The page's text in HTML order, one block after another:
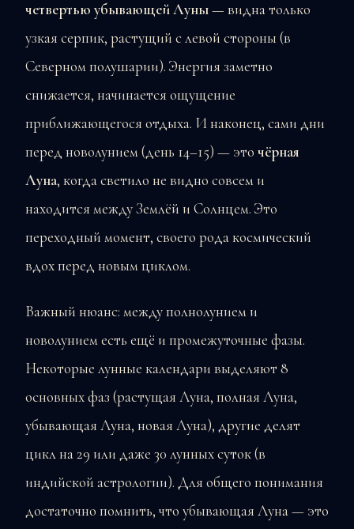
четвертью убывающей Луны— видна только
узкая серпик, растущий с левой стороны (в
Северном полушарии). Энергия заметно
снижается, начинается ощущение
приближающегося отдыха. И наконец, сами дни
перед новолунием (день 14–15) — это чёрная
Луна, когда светило не видно совсем и
находится между Землёй и Солнцем. Это
переходный момент, своего рода космический
вдох перед новым циклом.
Важный нюанс: между полнолунием и
новолунием есть ещё и промежуточные фазы.
Некоторые лунные календари выделяют 8
основных фаз (растущая Луна, полная Луна,
убывающая Луна, новая Луна), другие делят
цикл на 29 или даже 30 лунных суток (в
индийской астрологии). Для общего понимания
достаточно помнить, что убывающая Луна — это